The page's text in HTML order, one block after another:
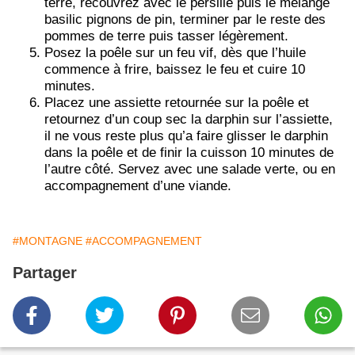
basilic pignons de pin, terminer par le reste des
pommes de terre puis tasser légèrement.
Posez la poêle sur un feu vif, dès que l’huile
commence à frire, baissez le feu et cuire 10
minutes.
Placez une assiette retournée sur la poêle et
retournez d’un coup sec la darphin sur l’assiette,
il ne vous reste plus qu’a faire glisser le darphin
dans la poêle et de finir la cuisson 10 minutes de
l’autre côté. Servez avec une salade verte, ou en
accompagnement d’une viande.
#MONTAGNE #ACCOMPAGNEMENT
Partager